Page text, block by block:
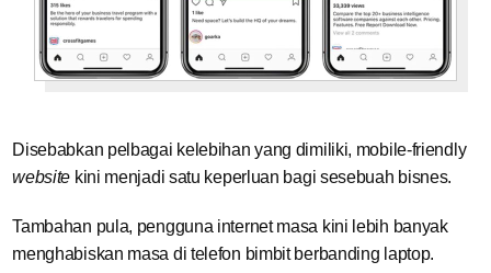
Disebabkan pelbagai kelebihan yang dimiliki, mobile-friendly
website kini menjadi satu keperluan bagi sesebuah bisnes.
Tambahan pula, pengguna internet masa kini lebih banyak
menghabiskan masa di telefon bimbit berbanding laptop.